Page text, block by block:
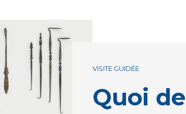
Quoi
VISITE GUIDÉE